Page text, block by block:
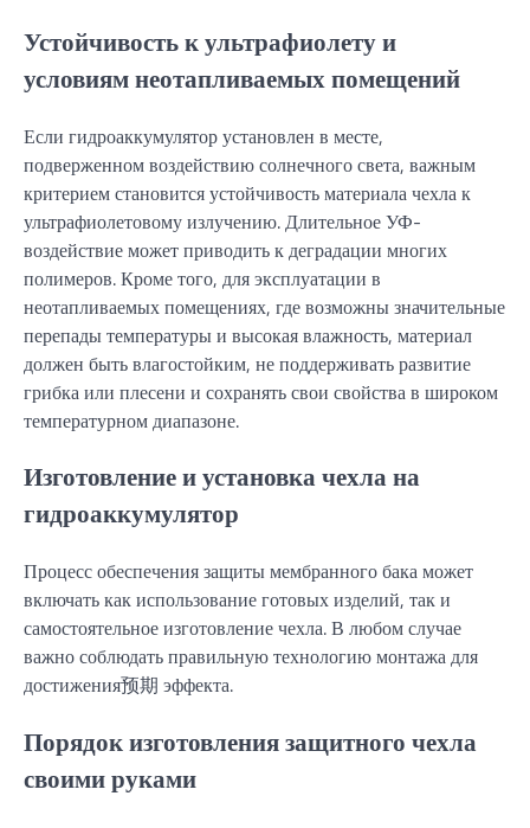
Устойчивость к ультрафиолету и
условиям неотапливаемых помещений
Если гидроаккумулятор установлен в месте,
подверженном воздействию солнечного света, важным
критерием становится устойчивость материала чехла к
ультрафиолетовому излучению. Длительное УФ-
воздействие может приводить к деградации многих
полимеров. Кроме того, для эксплуатации в
неотапливаемых помещениях, где возможны значительные
перепады температуры и высокая влажность, материал
должен быть влагостойким, не поддерживать развитие
грибка или плесени и сохранять свои свойства в широком
температурном диапазоне.
Изготовление и установка чехла на
гидроаккумулятор
Процесс обеспечения защиты мембранного бака может
включать как использование готовых изделий, так и
самостоятельное изготовление чехла. В любом случае
важно соблюдать правильную технологию монтажа для
достижения预期 эффекта.
Порядок изготовления защитного чехла
своими руками